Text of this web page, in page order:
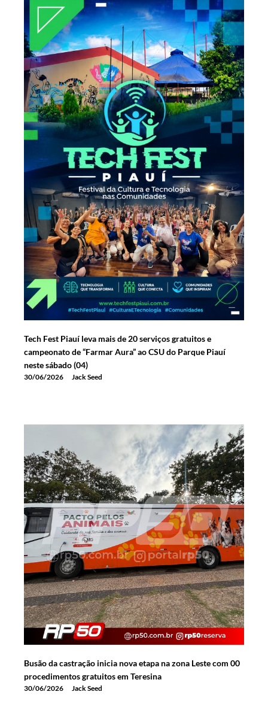
Tech Fest Piauí leva mais de 20 serviços gratuitos e
campeonato de “Farmar Aura” ao CSU do Parque Piauí
neste sábado (04)
30/06/2026 Jack Seed
Busão da castração inicia nova etapa na zona Leste com 00
procedimentos gratuitos em Teresina
30/06/2026 Jack Seed